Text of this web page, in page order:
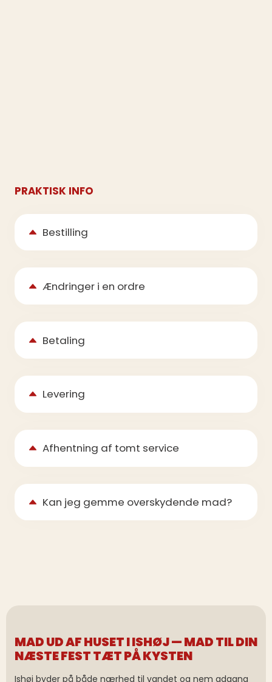
PRAKTISK INFO
Bestilling
Ændringer i en ordre
Betaling
Levering
Afhentning af tomt service
Kan jeg gemme overskydende mad?
MAD UD AF HUSET I ISHØJ — MAD TIL DIN
NÆSTE FEST TÆT PÅ KYSTEN
Ishøj byder på både nærhed til vandet og nem adgang